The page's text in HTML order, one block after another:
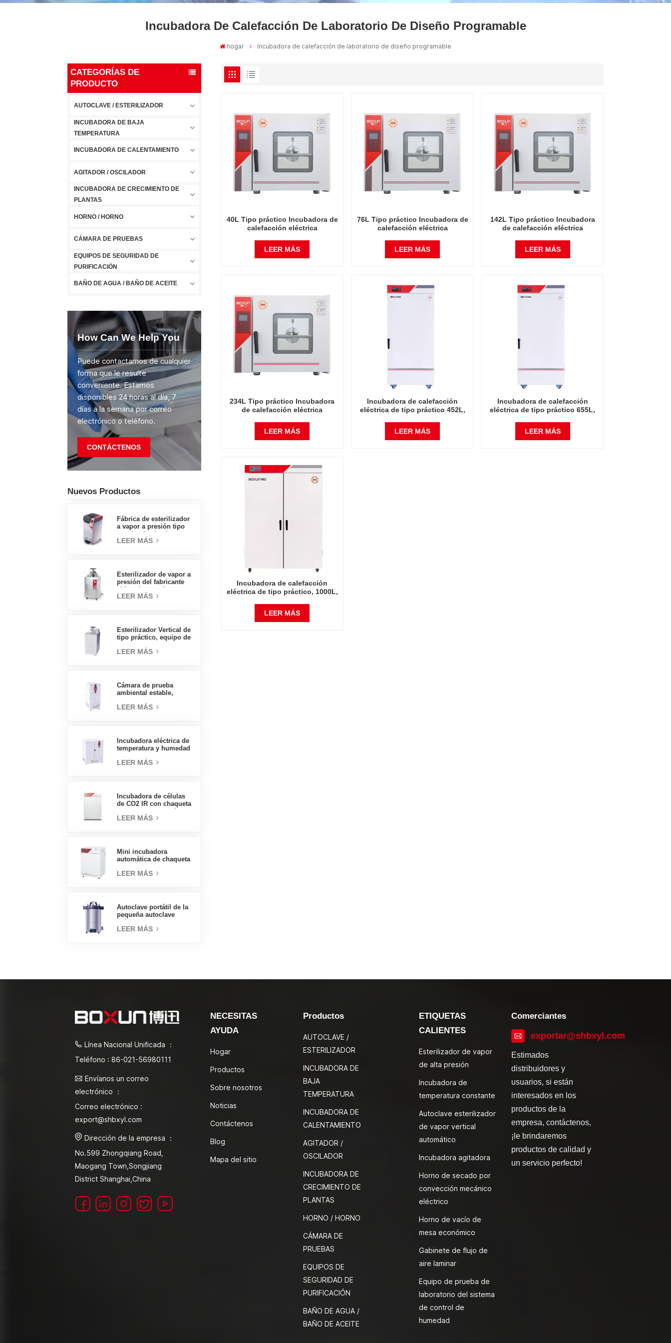
Incubadora De Calefacción De Laboratorio De Diseño Programable
hogar Incubadora de calefacción de laboratorio de diseño programable
CATEGORÍAS DE
PRODUCTO
AUTOCLAVE / ESTERILIZADOR
INCUBADORA DE BAJA
TEMPERATURA
INCUBADORA DE CALENTAMIENTO
AGITADOR / OSCILADOR
INCUBADORA DE CRECIMIENTO DE
PLANTAS
HORNO / HORNO
CÁMARA DE PRUEBAS
EQUIPOS DE SEGURIDAD DE
PURIFICACIÓN
BAÑO DE AGUA / BAÑO DE ACEITE
How Can We Help You
Puede contactarnos de cualquier
forma que le resulte
conveniente. Estamos
disponibles 24 horas al día, 7
días a la semana por correo
electrónico o teléfono.
CONTÁCTENOS
Nuevos Productos
Fábrica de esterilizador
a vapor a presión tipo
pedal tipo insignia de
LEER MÁS
Esterilizador de vapor a
presión del fabricante
vertical de tipo
LEER MÁS
Esterilizador Vertical de
tipo práctico, equipo de
Vertical, esterilizador de
LEER MÁS
Cámara de prueba
ambiental estable,
laboratorio, precio al
LEER MÁS
Incubadora eléctrica de
temperatura y humedad
suministros de
LEER MÁS
Incubadora de células
de CO2 IR con chaqueta
160L Incubadoras
LEER MÁS
Mini incubadora
automática de chaqueta
laboratorio, tipo
LEER MÁS
Autoclave portátil de la
pequeña autoclave
de vapor 18L
LEER MÁS
40L Tipo práctico Incubadora de
calefacción eléctrica
laboratorio comercial
Instrumento automático de
LEER MÁS
76L Tipo práctico Incubadora de
calefacción eléctrica
laboratorio comercial
Instrumento automático de
LEER MÁS
142L Tipo práctico Incubadora
de calefacción eléctrica
laboratorio comercial
Instrumento automático de
LEER MÁS
234L Tipo práctico Incubadora
de calefacción eléctrica
laboratorio comercial
Instrumento automático de
LEER MÁS
Incubadora de calefacción
eléctrica de tipo práctico 452L,
laboratorio grande comercial,
instrumento automático de
LEER MÁS
Incubadora de calefacción
eléctrica de tipo práctico 655L,
laboratorio grande comercial,
instrumento automático de
LEER MÁS
Incubadora de calefacción
eléctrica de tipo práctico, 1000L,
laboratorio grande comercial,
instrumento automático de
LEER MÁS
Línea Nacional Unificada ：
Teléfono : 86-021-56980111
Envíanos un correo
electrónico ：
Correo electrónico :
export@shbxyl.com
Dirección de la empresa ：
No.599 Zhongqiang Road,
Maogang Town,Songjiang
District Shanghai,China
NECESITAS
AYUDA
Hogar
Productos
Sobre nosotros
Noticias
Contáctenos
Blog
Mapa del sitio
Productos
AUTOCLAVE /
ESTERILIZADOR
INCUBADORA DE
BAJA
TEMPERATURA
INCUBADORA DE
CALENTAMIENTO
AGITADOR /
OSCILADOR
INCUBADORA DE
CRECIMIENTO DE
PLANTAS
HORNO / HORNO
CÁMARA DE
PRUEBAS
EQUIPOS DE
SEGURIDAD DE
PURIFICACIÓN
BAÑO DE AGUA /
BAÑO DE ACEITE
ETIQUETAS
CALIENTES
Esterilizador de vapor
de alta presión
Incubadora de
temperatura constante
Autoclave esterilizador
de vapor vertical
automático
Incubadora agitadora
Horno de secado por
convección mecánico
eléctrico
Horno de vacío de
mesa económico
Gabinete de flujo de
aire laminar
Equipo de prueba de
laboratorio del sistema
de control de
humedad
Comerciantes
exportar@shbxyl.com
Estimados
distribuidores y
usuarios, si están
interesados en los
productos de la
empresa, contáctenos,
¡le brindaremos
productos de calidad y
un servicio perfecto!